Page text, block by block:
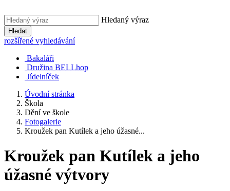
Hledaný výraz
Hledat
rozšířené vyhledávání
Bakaláři
Družina BELLhop
Jídelníček
Úvodní stránka
Škola
Dění ve škole
Fotogalerie
Kroužek pan Kutílek a jeho úžasné...
Kroužek pan Kutílek a jeho
úžasné výtvory